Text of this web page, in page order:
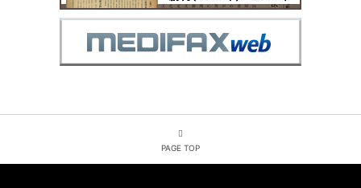
PAGE TOP